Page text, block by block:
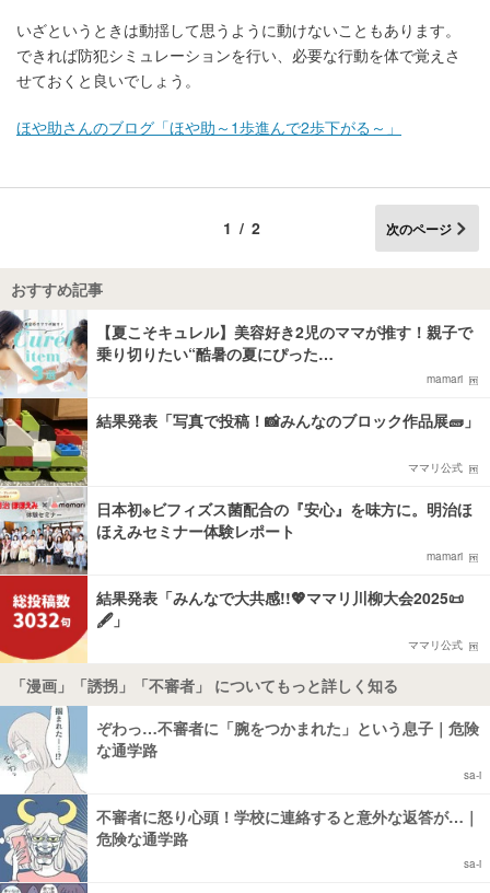
いざというときは動揺して思うように動けないこともあります。
できれば防犯シミュレーションを行い、必要な行動を体で覚えさ
せておくと良いでしょう。
ほや助さんのブログ「ほや助～1歩進んで2歩下がる～」
1/2 次のページ
おすすめ記事
【夏こそキュレル】美容好き2児のママが推す！親子で
乗り切りたい“酷暑の夏にぴった…
mamari
結果発表「写真で投稿！📸みんなのブロック作品展🧱」
ママリ公式
日本初※ビフィズス菌配合の『安心』を味方に。明治ほ
ほえみセミナー体験レポート
mamari
結果発表「みんなで大共感!!💖ママリ川柳大会2025📜
🖋️」
ママリ公式
「漫画」「誘拐」「不審者」 についてもっと詳しく知る
ぞわっ…不審者に「腕をつかまれた」という息子｜危険
な通学路
sa-i
不審者に怒り心頭！学校に連絡すると意外な返答が…｜
危険な通学路
sa-i